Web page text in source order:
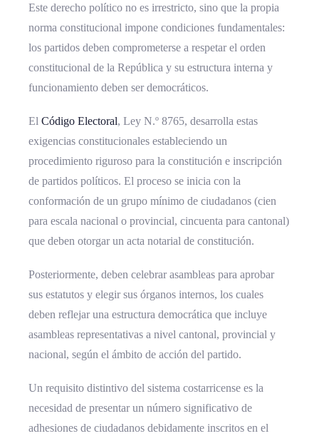
Este derecho político no es irrestricto, sino que la propia
norma constitucional impone condiciones fundamentales:
los partidos deben comprometerse a respetar el orden
constitucional de la República y su estructura interna y
funcionamiento deben ser democráticos.
El Código Electoral, Ley N.º 8765, desarrolla estas
exigencias constitucionales estableciendo un
procedimiento riguroso para la constitución e inscripción
de partidos políticos. El proceso se inicia con la
conformación de un grupo mínimo de ciudadanos (cien
para escala nacional o provincial, cincuenta para cantonal)
que deben otorgar un acta notarial de constitución.
Posteriormente, deben celebrar asambleas para aprobar
sus estatutos y elegir sus órganos internos, los cuales
deben reflejar una estructura democrática que incluye
asambleas representativas a nivel cantonal, provincial y
nacional, según el ámbito de acción del partido.
Un requisito distintivo del sistema costarricense es la
necesidad de presentar un número significativo de
adhesiones de ciudadanos debidamente inscritos en el